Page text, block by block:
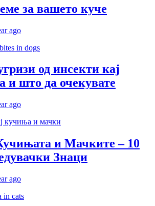
за вашето куче
ago
од инсекти кај
и што да очекувате
ago
и Мачките – 10
Знаци
ago